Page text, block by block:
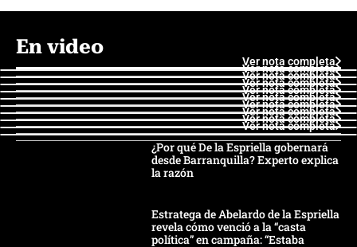
En video
Ver nota completa
Ver nota completa
Ver nota completa
Ver nota completa
Ver nota completa
Ver nota completa
Ver nota completa
Ver nota completa
Ver nota completa
Ver nota completa
¿Por qué De la Espriella gobernará
desde Barranquilla? Experto explica
la razón
Estratega de Abelardo de la Espriella
revela cómo venció a la “casta
política” en campaña: “Estaba